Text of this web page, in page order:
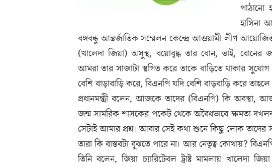
পাঠানো
হাসিনা
বঙ্গবন্ধু আন্তর্জাতিক সম্মেলন কেন্দ্রে আওয়ামী লীগ
(খালেদা জিয়া) অসুস্থ, বয়োবৃদ্ধ তার বোন, ভাই,
আমরা তার সাজাটা স্থগিত করে তাকে বাড়িতে থাকার সুযোগ
বেশি বাড়াবাড়ি করে, বিএনপি যদি বেশি বাড়বাড়ি করে
প্রধানমন্ত্রী বলেন, আজকে তাদের (বিএনপি) কি অবস্থা,
জন্ম সামরিক শাসকের পকেট থেকে অবৈধভাবে ক্ষমতা
সেটাই আমার প্রশ্ন। আবার সেই কথা শুনে কিছু লোক তাদের
তারা কি বাস্তবটা বুঝতে পারে না। আর নেতৃত্ব কোথায়?
তিনি বলেন, জিয়া চ্যারিটেবল ট্রাষ্ট মামলায় খালেদা